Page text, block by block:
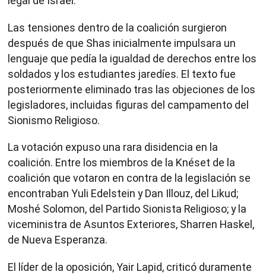
Las tensiones dentro de la coalición surgieron
después de que Shas inicialmente impulsara un
lenguaje que pedía la igualdad de derechos entre los
soldados y los estudiantes jaredíes. El texto fue
posteriormente eliminado tras las objeciones de los
legisladores, incluidas figuras del campamento del
Sionismo Religioso.
La votación expuso una rara disidencia en la
coalición. Entre los miembros de la Knéset de la
coalición que votaron en contra de la legislación se
encontraban Yuli Edelstein y Dan Illouz, del Likud;
Moshé Solomon, del Partido Sionista Religioso; y la
viceministra de Asuntos Exteriores, Sharren Haskel,
de Nueva Esperanza.
El líder de la oposición, Yair Lapid, criticó duramente